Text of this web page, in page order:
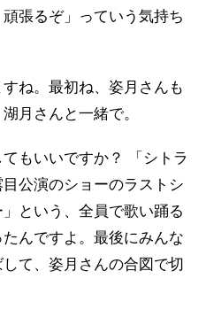
頑張るぞ」っていう気持ち
ね。最初ね、姿月さんも
月さんと一緒で。
もいいですか？ 「シトラ
公演のショーのラストシ
という、全員で歌い踊る
んですよ。最後にみんな
て、姿月さんの合図で切